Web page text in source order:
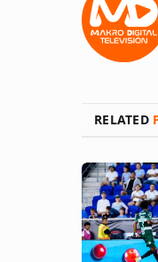
RELATED